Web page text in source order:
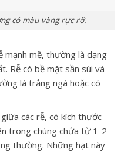
có màu vàng rực rỡ.
mẽ, thường là dạng
Rễ có bề mặt sần sùi và
là trắng ngà hoặc có
các rễ, có kích thước
trong chúng chứa từ 1-2
thường. Những hạt này